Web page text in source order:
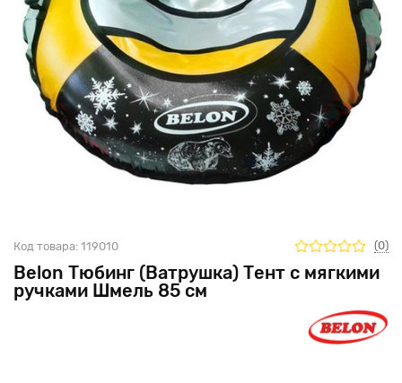
Belon Тюбинг (Ватрушка) Тент с мягкими
ручками Шмель 85 см
Код товара: 119010 (0)